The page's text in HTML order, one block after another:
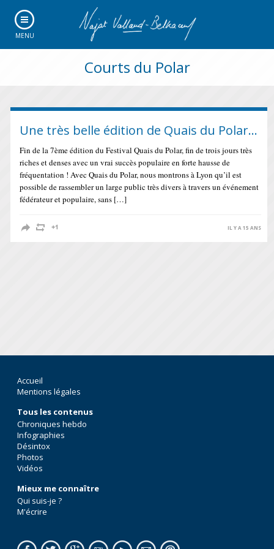
MENU
Courts du Polar
Une très belle édition de Quais du Polar…
Fin de la 7ème édition du Festival Quais du Polar, fin de trois jours très
riches et denses avec un vrai succès populaire en forte hausse de
fréquentation ! Avec Quais du Polar, nous montrons à Lyon qu’il est
possible de rassembler un large public très divers à travers un événement
fédérateur et populaire, sans […]
IL Y A 15 ANS
Accueil
Mentions légales
Tous les contenus
Chroniques hebdo
Infographies
Désintox
Photos
Vidéos
Mieux me connaître
Qui suis-je ?
M'écrire